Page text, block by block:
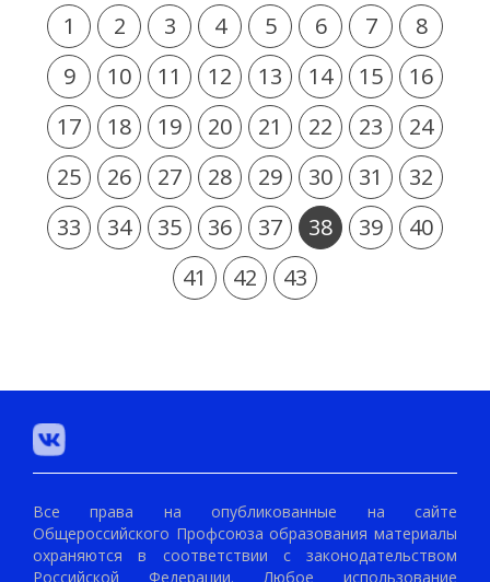
1 2 3 4 5 6 7
8
9
10 11 12 13 14 15
16
17
18 19 20 21 22 23
24
25
26 27 28 29 30 31
32
33
34 35 36 37 38 39
40
41
42 43
Все права на опубликованные на сайте
Общероссийского Профсоюза образования материалы
охраняются в соответствии с законодательством
Российской Федерации. Любое использование